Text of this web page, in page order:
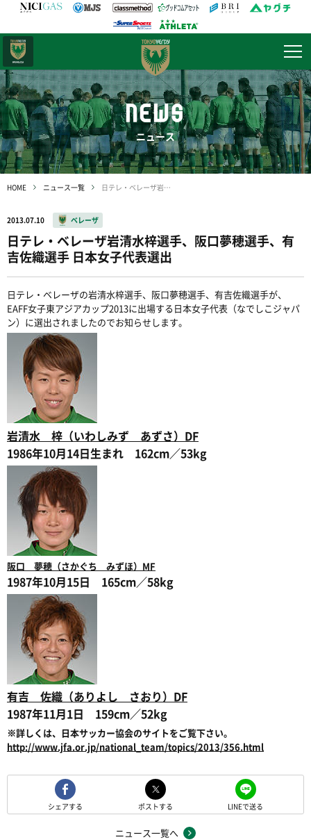
NEWS
ニュース
HOME ニュース一覧 日テレ・ベレーザ岩清水梓選手、阪口夢穂選手、有吉佐織選手 日本女子代表選出
2013.07.10 ベレーザ
日テレ・ベレーザ岩清水梓選手、阪口夢穂選手、有
吉佐織選手 日本女子代表選出
日テレ・ベレーザの岩清水梓選手、阪口夢穂選手、有吉佐織選手が、
EAFF女子東アジアカップ2013に出場する日本女子代表（なでしこジャパ
ン）に選出されましたのでお知らせします。
岩清水 梓（いわしみず あずさ）DF
1986年10月14日生まれ 162cm／53kg
阪口 夢穂（さかぐち みずほ）MF
1987年10月15日 165cm／58kg
有吉 佐織（ありよし さおり）DF
1987年11月1日 159cm／52kg
※詳しくは、日本サッカー協会のサイトをご覧下さい。
http://www.jfa.or.jp/national_team/topics/2013/356.html
シェアする ポストする LINEで送る
ニュース一覧へ